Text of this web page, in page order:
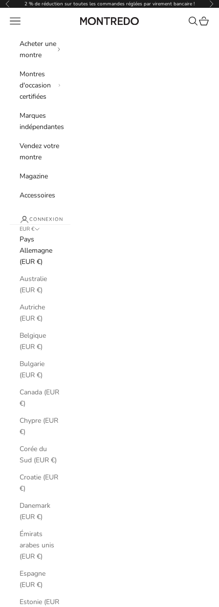
Passer au contenu
Précédent2 % de réduction sur toutes les commandes réglées par virement bancaire !
Montredo
Menu Recherche
Panier
Acheter une
montre
Montres
d'occasion
certifiées
Marques
indépendantes
Vendez votre
montre
Magazine
Accessoires
CONNEXION
EUR €
Pays
Allemagne
(EUR €)
Australie
(EUR €)
Autriche
(EUR €)
Belgique
(EUR €)
Bulgarie
(EUR €)
Canada (EUR
€)
Chypre (EUR
€)
Corée du
Sud (EUR €)
Croatie (EUR
€)
Danemark
(EUR €)
Émirats
arabes unis
(EUR €)
Espagne
(EUR €)
Estonie (EUR